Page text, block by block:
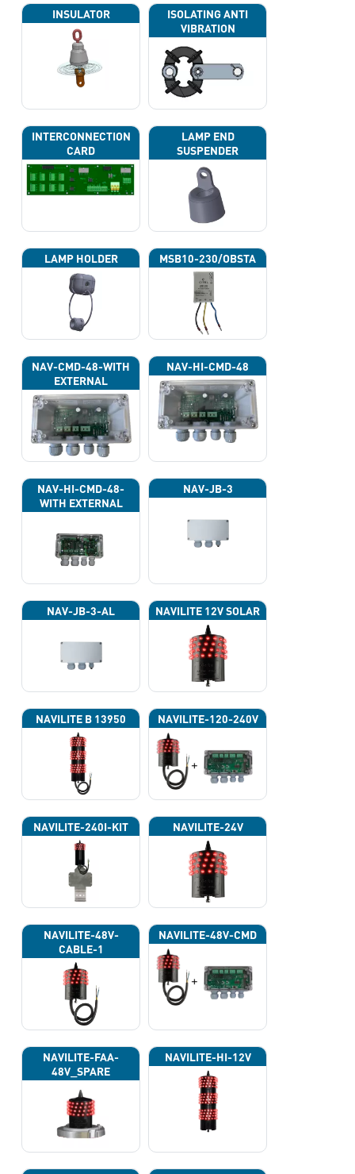
INSULATOR
ISOLATING ANTI
VIBRATION
INTERCONNECTION
CARD
LAMP END
SUSPENDER
LAMP HOLDER MSB10-230/OBSTA
NAV-CMD-48-WITH
EXTERNAL
PHOTOCELL 13133
NAV-HI-CMD-48
NAV-HI-CMD-48-
WITH EXTERNAL
PHOTOCELL 13133
NAV-JB-3
NAV-JB-3-AL NAVILITE 12V SOLAR
NAVILITE B 13950 NAVILITE-120-240V
NAVILITE-240I-KIT NAVILITE-24V
NAVILITE-48V-
CABLE-1
NAVILITE-48V-CMD
NAVILITE-FAA-
48V_SPARE
NAVILITE-HI-12V